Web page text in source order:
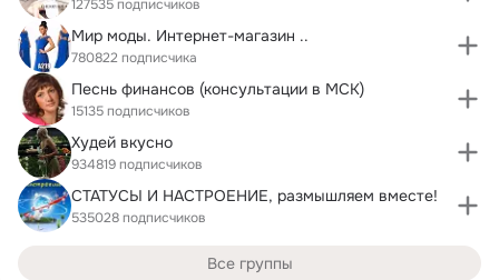
127535 подписчиков
Мир моды. Интернет-магазин ..
780822 подписчика
Песнь финансов (консультации в МСК)
15135 подписчиков
Худей вкусно
934819 подписчиков
СТАТУСЫ И НАСТРОЕНИЕ, размышляем вместе!
535028 подписчиков
Все группы